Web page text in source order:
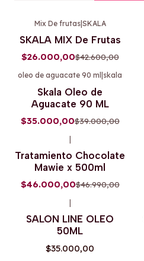
Mix De frutas| SKALA
SKALA MIX De Frutas
$26.000,00$42.600,00
oleo de aguacate 90 ml skala
Skala Oleo de
Aguacate 90 ML
$35.000,00$39.000,00
Tratamiento Chocolate
Mawie x 500ml
$46.000,00$46.990,00
SALON LINE OLEO
50ML
$35.000,00